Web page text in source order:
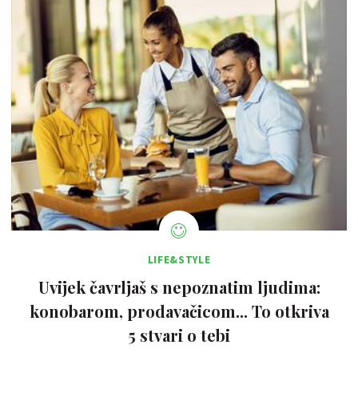
LIFE&STYLE
Uvijek čavrljaš s nepoznatim ljudima:
konobarom, prodavačicom... To otkriva
5 stvari o tebi